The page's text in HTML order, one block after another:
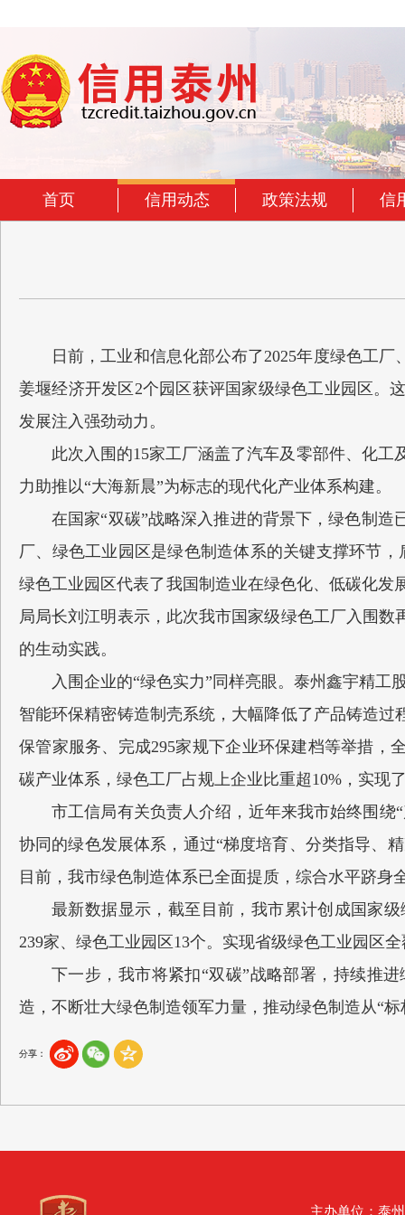
首页 信用动态 政策法规 信
日前，工业和信息化部公布了2025年度绿色工
姜堰经济开发区2个园区获评国家级绿色工业园区。
发展注入强劲动力。
此次入围的15家工厂涵盖了汽车及零部件、化工
力助推以“大海新晨”为标志的现代化产业体系构建。
在国家“双碳”战略深入推进的背景下，绿色制
厂、绿色工业园区是绿色制造体系的关键支撑环节
绿色工业园区代表了我国制造业在绿色化、低碳化发
局局长刘江明表示，此次我市国家级绿色工厂入围
的生动实践。
入围企业的“绿色实力”同样亮眼。泰州鑫宇精
智能环保精密铸造制壳系统，大幅降低了产品铸造
保管家服务、完成295家规下企业环保建档等举措，
碳产业体系，绿色工厂占规上企业比重超10%，实现
市工信局有关负责人介绍，近年来我市始终围
协同的绿色发展体系，通过“梯度培育、分类指导、
目前，我市绿色制造体系已全面提质，综合水平跻身
最新数据显示，截至目前，我市累计创成国家
239家、绿色工业园区13个。实现省级绿色工业园区
下一步，我市将紧扣“双碳”战略部署，持续推
造，不断壮大绿色制造领军力量，推动绿色制造从“
分享：
主办单位：泰